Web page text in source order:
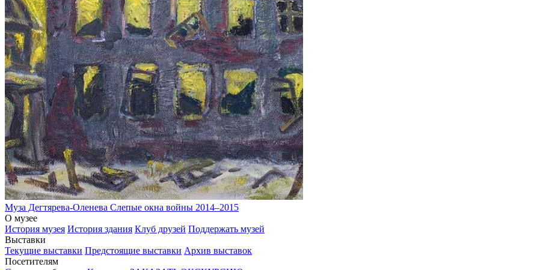
Муза Дегтярева-Оленева Слепые окна войны 2014–2015
О музее
История музея История здания Клуб друзей Поддержать музей
Выставки
Текущие выставки Предстоящие выставки Архив выставок
Посетителям